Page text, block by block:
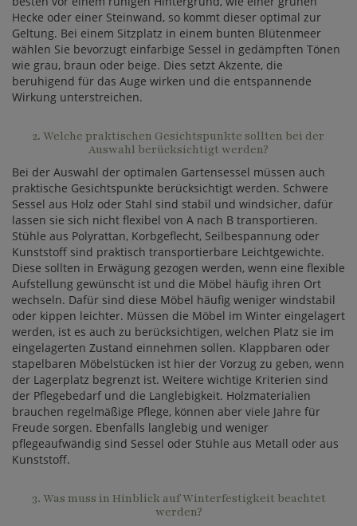
Hecke oder einer Steinwand, so kommt dieser optimal zur
Geltung. Bei einem Sitzplatz in einem bunten Blütenmeer
wählen Sie bevorzugt einfarbige Sessel in gedämpften Tönen
wie grau, braun oder beige. Dies setzt Akzente, die
beruhigend für das Auge wirken und die entspannende
Wirkung unterstreichen.
2. Welche praktischen Gesichtspunkte sollten bei der
Auswahl berücksichtigt werden?
Bei der Auswahl der optimalen Gartensessel müssen auch
praktische Gesichtspunkte berücksichtigt werden. Schwere
Sessel aus Holz oder Stahl sind stabil und windsicher, dafür
lassen sie sich nicht flexibel von A nach B transportieren.
Stühle aus Polyrattan, Korbgeflecht, Seilbespannung oder
Kunststoff sind praktisch transportierbare Leichtgewichte.
Diese sollten in Erwägung gezogen werden, wenn eine flexible
Aufstellung gewünscht ist und die Möbel häufig ihren Ort
wechseln. Dafür sind diese Möbel häufig weniger windstabil
oder kippen leichter. Müssen die Möbel im Winter eingelagert
werden, ist es auch zu berücksichtigen, welchen Platz sie im
eingelagerten Zustand einnehmen sollen. Klappbaren oder
stapelbaren Möbelstücken ist hier der Vorzug zu geben, wenn
der Lagerplatz begrenzt ist. Weitere wichtige Kriterien sind
der Pflegebedarf und die Langlebigkeit. Holzmaterialien
brauchen regelmäßige Pflege, können aber viele Jahre für
Freude sorgen. Ebenfalls langlebig und weniger
pflegeaufwändig sind Sessel oder Stühle aus Metall oder aus
Kunststoff.
3. Was muss in Hinblick auf Winterfestigkeit beachtet
werden?